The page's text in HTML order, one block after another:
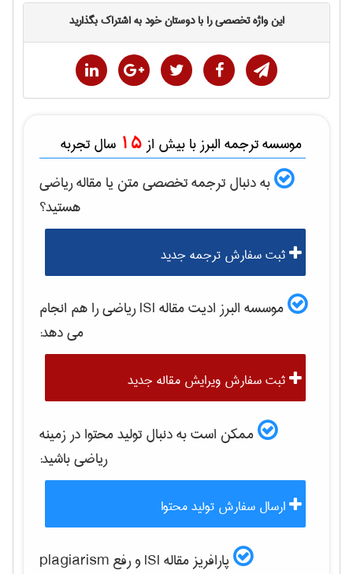
این واژه تخصصی را با دوستان خود به اشتراک بگذارید
موسسه ترجمه البرز با بیش از 15 سال تجربه
به دنبال ترجمه تخصصی متن یا مقالهرياضی
هستید؟
ثبت سفارش ترجمه جدید
موسسه البرز ادیت مقاله ISI رياضیرا هم انجام
می دهد:
ثبت سفارش ویرایش مقاله جدید
ممکن است به دنبال تولید محتوا در زمینه
رياضیباشید:
ارسال سفارش تولید محتوا
پارافریز مقاله ISI و رفع plagiarism